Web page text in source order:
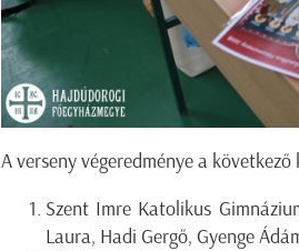
A verseny végeredménye a
Szent Imre Katolikus
Laura, Hadi Gergő, Gyenge